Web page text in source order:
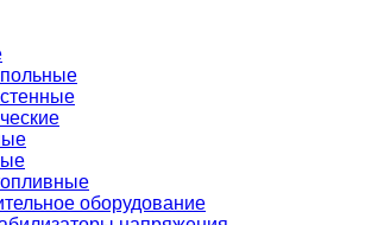
оборудование